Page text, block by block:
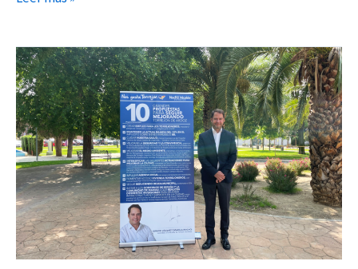
La
construcción
del
tercer
polígono
industrial
de
Torrejón
y
el